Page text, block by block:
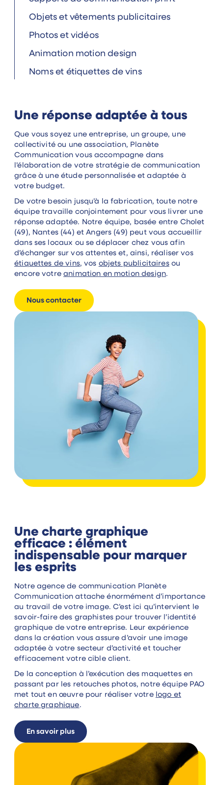
Objets et vêtements publicitaires
Photos et vidéos
Animation motion design
Noms et étiquettes de vins
Une réponse adaptée à tous
Que vous soyez une entreprise, un groupe, une
collectivité ou une association, Planète
Communication vous accompagne dans
l’élaboration de votre stratégie de communication
grâce à une étude personnalisée et adaptée à
votre budget.
De votre besoin jusqu’à la fabrication, toute notre
équipe travaille conjointement pour vous livrer une
réponse adaptée. Notre équipe, basée entre Cholet
(49), Nantes (44) et Angers (49) peut vous accueillir
dans ses locaux ou se déplacer chez vous afin
d’échanger sur vos attentes et, ainsi, réaliser vos
étiquettes de vins, vos objets publicitairesou
encore votreanimation en motion design.
Nous contacter
Une charte graphique
efficace : élément
indispensable pour marquer
les esprits
Notre agence de communication Planète
Communication attache énormément d’importance
au travail de votre image. C’est ici qu’intervient le
savoir-faire des graphistes pour trouver l’identité
graphique de votre entreprise. Leur expérience
dans la création vous assure d’avoir une image
adaptée à votre secteur d’activité et toucher
efficacement votre cible client.
De la conception à l’exécution des maquettes en
passant par les retouches photos, notre équipe PAO
met tout en œuvre pour réaliser votre logo et
charte graphique.
En savoir plus